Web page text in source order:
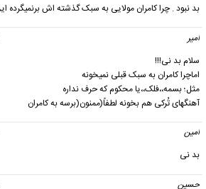
بد نبود . چرا کامران مولایی به سبک گذشته اش
امیر
سلام بد نی!!!
اماچرا کامران به سبک قبلی نمیخونه
مثل؛ بسمه،،فلک،،یا محکوم که حرف نداره
آهنگهای تُرکی هم بخونه لطفاً(ممنون(برسه به کامران
امین
بد نی
حسین